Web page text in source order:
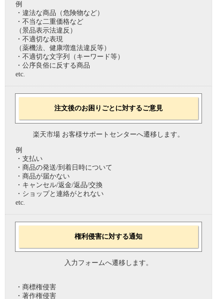
例
・違法な商品（危険物など）
・不当な二重価格など
（景品表示法違反）
・不適切な表現
（薬機法、健康増進法違反等）
・不適切な文字列（キーワード等）
・公序良俗に反する商品
etc.
注文後のお困りごとに対するご意見
楽天市場 お客様サポートセンターへ遷移します。
例
・支払い
・商品の発送/到着日時について
・商品が届かない
・キャンセル/返金/返品/交換
・ショップと連絡がとれない
etc.
権利侵害に対する通知
入力フォームへ遷移します。
・商標権侵害
・著作権侵害